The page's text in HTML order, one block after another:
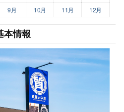
9月 10月 11月 12月
本情報